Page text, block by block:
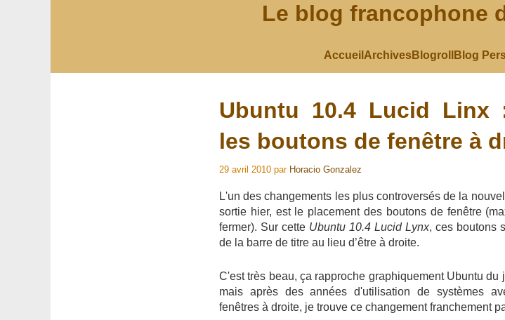
Le blog francophone
Accueil ArchivesBlogroll Blog
Ubuntu 10.4 Lucid Linx
les boutons de fenêtre à
29 avril 2010 par Horacio Gonzalez
L'un des changements les plus controversés de la
sortie hier, est le placement des boutons de fenêtre
fermer). Sur cette Ubuntu 10.4 Lucid Lynx, ces boutons
de la barre de titre au lieu d’être à droite.
C'est très beau, ça rapproche graphiquement Ubuntu du
mais après des années d'utilisation de systèmes
fenêtres à droite, je trouve ce changement franchement